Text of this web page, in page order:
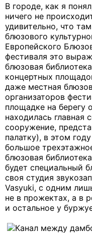
В городе, как я
ничего не
удивительно, что
блюзового
Европейского
фестиваля это
блюзовая
концертных
даже местная
организаторов
площадке на берегу
находилась главная
сооружение,
палатку), в этом
большое
блюзовая
будет специальный
своя студия
Vasyuki, с одним
не в прожектах, а в
и остальное у